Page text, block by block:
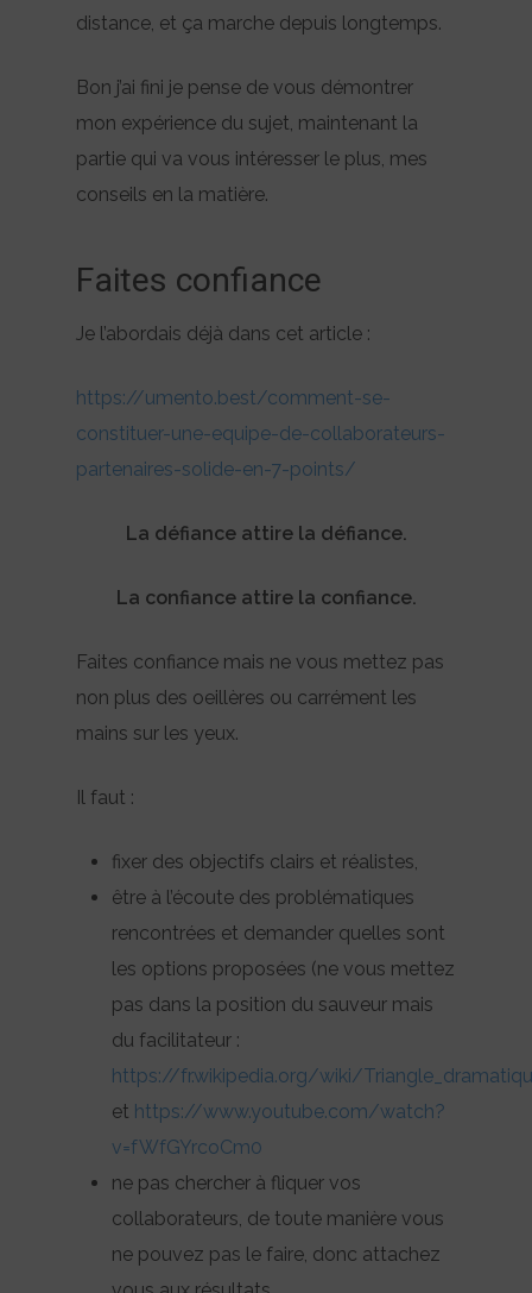
distance, et ça marche depuis longtemps.
Bon j’ai fini je pense de vous démontrer
mon expérience du sujet, maintenant la
partie qui va vous intéresser le plus, mes
conseils en la matière.
Faites confiance
Je l’abordais déjà dans cet article :
https://umento.best/comment-se-
constituer-une-equipe-de-collaborateurs-
partenaires-solide-en-7-points/
La défiance attire la défiance.
La confiance attire la confiance.
Faites confiance mais ne vous mettez pas
non plus des oeillères ou carrément les
mains sur les yeux.
Il faut :
fixer des objectifs clairs et réalistes,
être à l’écoute des problématiques
rencontrées et demander quelles sont
les options proposées (ne vous mettez
pas dans la position du sauveur mais
du facilitateur :
https://fr.wikipedia.org/wiki/
et https://www.youtube.com/watch?
v=fWfGYrcoCm0
ne pas chercher à fliquer vos
collaborateurs, de toute manière vous
ne pouvez pas le faire, donc attachez